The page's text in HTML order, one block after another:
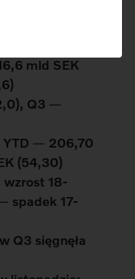
mld SEK
Q3 ―
― 206,70
(54,30)
wzrost 18-
spadek 17-
Q3 sięgnęła